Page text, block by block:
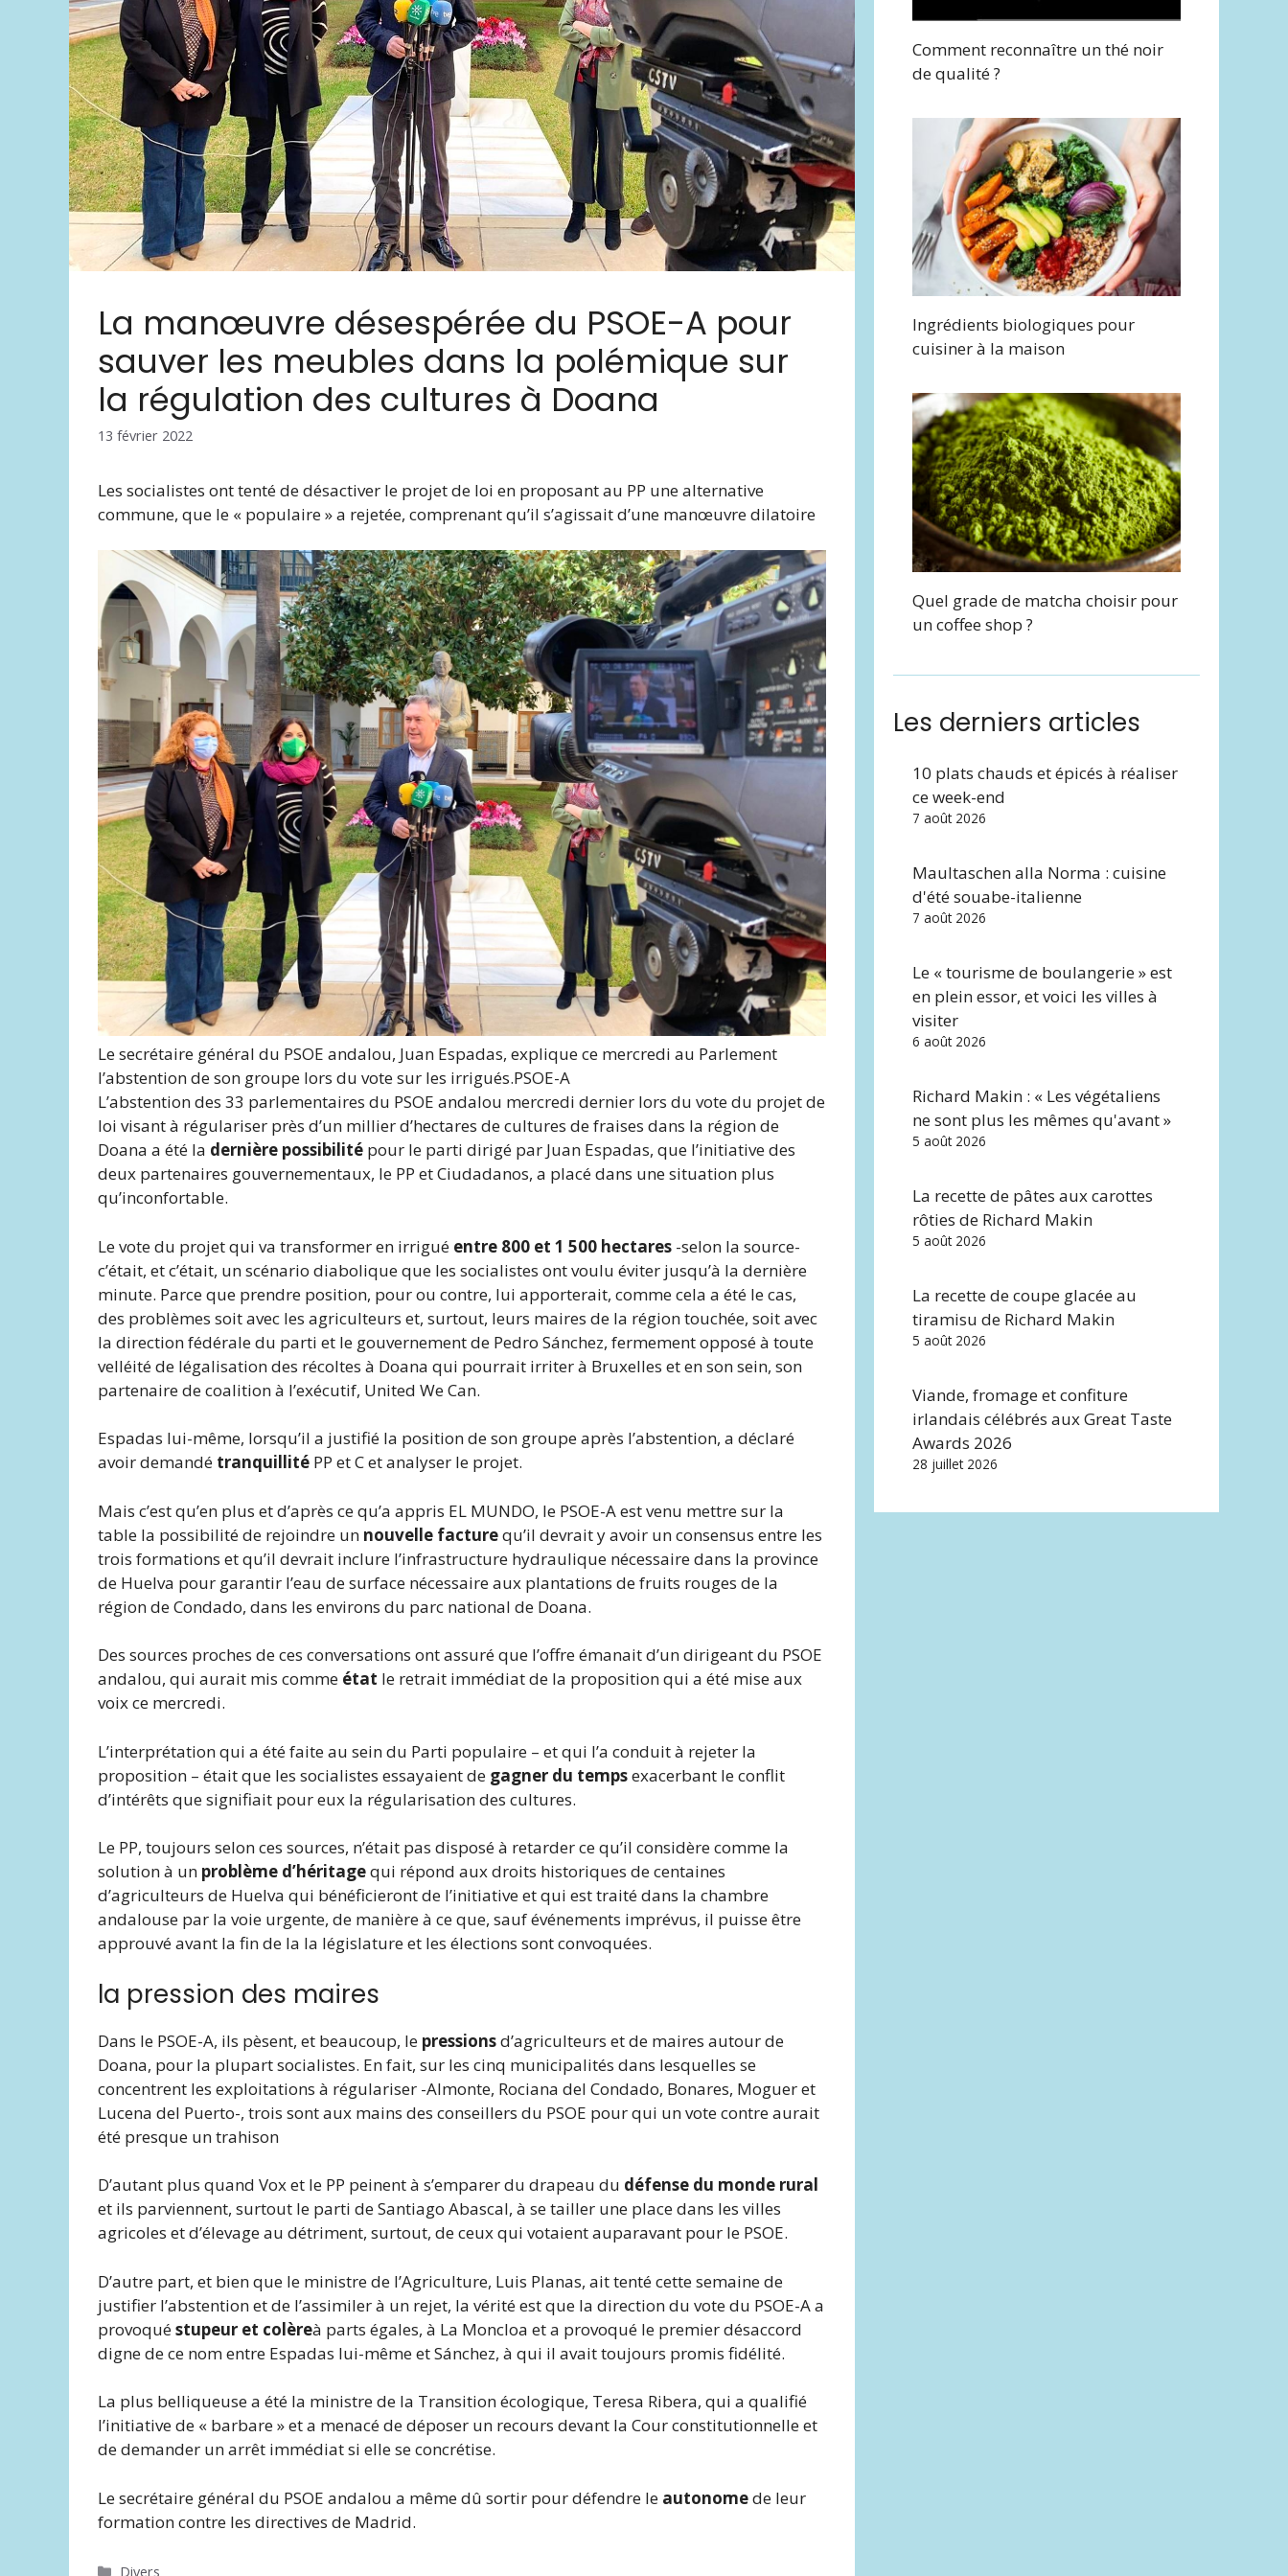
La manœuvre désespérée du PSOE-A pour
sauver les meubles dans la polémique sur
la régulation des cultures à Doana
13 février 2022
Les socialistes ont tenté de désactiver le projet de loi en proposant au PP une alternative
commune, que le « populaire » a rejetée, comprenant qu’il s’agissait d’une manœuvre dilatoire
Le secrétaire général du PSOE andalou, Juan Espadas, explique ce mercredi au Parlement
l’abstention de son groupe lors du vote sur les irrigués.PSOE-A
L’abstention des 33 parlementaires du PSOE andalou mercredi dernier lors du vote du projet de
loi visant à régulariser près d’un millier d’hectares de cultures de fraises dans la région de
Doana a été la dernière possibilité pour le parti dirigé par Juan Espadas, que l’initiative des
deux partenaires gouvernementaux, le PP et Ciudadanos, a placé dans une situation plus
qu’inconfortable.
Le vote du projet qui va transformer en irrigué entre 800 et 1 500 hectares -selon la source-
c’était, et c’était, un scénario diabolique que les socialistes ont voulu éviter jusqu’à la dernière
minute. Parce que prendre position, pour ou contre, lui apporterait, comme cela a été le cas,
des problèmes soit avec les agriculteurs et, surtout, leurs maires de la région touchée, soit avec
la direction fédérale du parti et le gouvernement de Pedro Sánchez, fermement opposé à toute
velléité de légalisation des récoltes à Doana qui pourrait irriter à Bruxelles et en son sein, son
partenaire de coalition à l’exécutif, United We Can.
Espadas lui-même, lorsqu’il a justifié la position de son groupe après l’abstention, a déclaré
avoir demandé tranquillité PP et C et analyser le projet.
Mais c’est qu’en plus et d’après ce qu’a appris EL MUNDO, le PSOE-A est venu mettre sur la
table la possibilité de rejoindre un nouvelle facturequ’il devrait y avoir un consensus entre les
trois formations et qu’il devrait inclure l’infrastructure hydraulique nécessaire dans la province
de Huelva pour garantir l’eau de surface nécessaire aux plantations de fruits rouges de la
région de Condado, dans les environs du parc national de Doana.
Des sources proches de ces conversations ont assuré que l’offre émanait d’un dirigeant du PSOE
andalou, qui aurait mis comme état le retrait immédiat de la proposition qui a été mise aux
voix ce mercredi.
L’interprétation qui a été faite au sein du Parti populaire – et qui l’a conduit à rejeter la
proposition – était que les socialistes essayaient de gagner du tempsexacerbant le conflit
d’intérêts que signifiait pour eux la régularisation des cultures.
Le PP, toujours selon ces sources, n’était pas disposé à retarder ce qu’il considère comme la
solution à un problème d’héritagequi répond aux droits historiques de centaines
d’agriculteurs de Huelva qui bénéficieront de l’initiative et qui est traité dans la chambre
andalouse par la voie urgente, de manière à ce que, sauf événements imprévus, il puisse être
approuvé avant la fin de la la législature et les élections sont convoquées.
la pression des maires
Dans le PSOE-A, ils pèsent, et beaucoup, le pressionsd’agriculteurs et de maires autour de
Doana, pour la plupart socialistes. En fait, sur les cinq municipalités dans lesquelles se
concentrent les exploitations à régulariser -Almonte, Rociana del Condado, Bonares, Moguer et
Lucena del Puerto-, trois sont aux mains des conseillers du PSOE pour qui un vote contre aurait
été presque un trahison
D’autant plus quand Vox et le PP peinent à s’emparer du drapeau du défense du monde rural
et ils parviennent, surtout le parti de Santiago Abascal, à se tailler une place dans les villes
agricoles et d’élevage au détriment, surtout, de ceux qui votaient auparavant pour le PSOE.
D’autre part, et bien que le ministre de l’Agriculture, Luis Planas, ait tenté cette semaine de
justifier l’abstention et de l’assimiler à un rejet, la vérité est que la direction du vote du PSOE-A a
provoquéstupeur et colèreà parts égales, à La Moncloa et a provoqué le premier désaccord
digne de ce nom entre Espadas lui-même et Sánchez, à qui il avait toujours promis fidélité.
La plus belliqueuse a été la ministre de la Transition écologique, Teresa Ribera, qui a qualifié
l’initiative de « barbare » et a menacé de déposer un recours devant la Cour constitutionnelle et
de demander un arrêt immédiat si elle se concrétise.
Le secrétaire général du PSOE andalou a même dû sortir pour défendre le autonomede leur
formation contre les directives de Madrid.
Catégories
Divers
Comment reconnaître un thé noir
de qualité ?
Ingrédients biologiques pour
cuisiner à la maison
Quel grade de matcha choisir pour
un coffee shop ?
Les derniers articles
10 plats chauds et épicés à réaliser
ce week-end
7 août 2026
Maultaschen alla Norma : cuisine
d'été souabe-italienne
7 août 2026
Le « tourisme de boulangerie » est
en plein essor, et voici les villes à
visiter
6 août 2026
Richard Makin : « Les végétaliens
ne sont plus les mêmes qu'avant »
5 août 2026
La recette de pâtes aux carottes
rôties de Richard Makin
5 août 2026
La recette de coupe glacée au
tiramisu de Richard Makin
5 août 2026
Viande, fromage et confiture
irlandais célébrés aux Great Taste
Awards 2026
28 juillet 2026